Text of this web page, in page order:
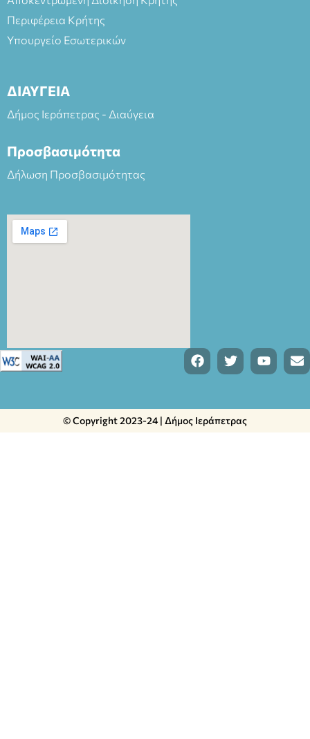
Περιφέρεια Κρήτης
Υπουργείο Εσωτερικών
ΔΙΑΥΓΕΙΑ
Δήμος Ιεράπετρας - Διαύγεια
Προσβασιμότητα
Δήλωση Προσβασιμότητας
© Copyright 2023-24 | Δήμος Ιεράπετρας